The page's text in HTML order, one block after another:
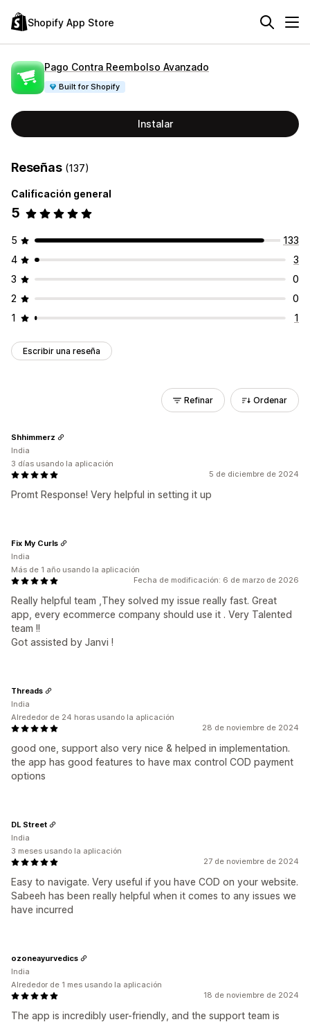
Shopify App Store
Pago Contra Reembolso Avanzado
Built for Shopify
Instalar
Reseñas (137)
Calificación general
5
5
133
4
3
3
0
2
0
1
1
Escribir una reseña
Refinar Ordenar
5 de diciembre de 2024
Promt Response! Very helpful in setting it up
Shhimmerz
India
3 días usando la aplicación
Fecha de modificación: 6 de marzo de 2026
Really helpful team ,They solved my issue really fast. Great
app, every ecommerce company should use it . Very Talented
team !!
Got assisted by Janvi !
Fix My Curls
India
Más de 1 año usando la aplicación
28 de noviembre de 2024
good one, support also very nice & helped in implementation.
the app has good features to have max control COD payment
options
Threads
India
Alrededor de 24 horas usando la aplicación
27 de noviembre de 2024
Easy to navigate. Very useful if you have COD on your website.
Sabeeh has been really helpful when it comes to any issues we
have incurred
DL Street
India
3 meses usando la aplicación
18 de noviembre de 2024
The app is incredibly user-friendly, and the support team is
ozoneayurvedics
India
Alrededor de 1 mes usando la aplicación